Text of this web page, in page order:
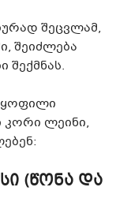
შეცვლამ,
შეიძლება
შექმნას.
ყოფილი
კორი ლეინი,
(წონა და